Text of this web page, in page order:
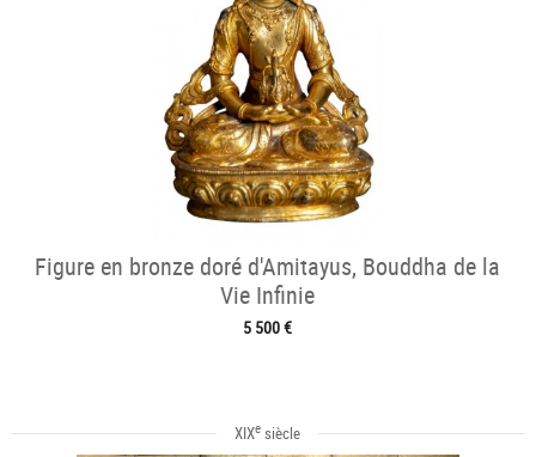
Figure en bronze doré d'Amitayus, Bouddha de la
Vie Infinie
5 500 €
XIXe siècle